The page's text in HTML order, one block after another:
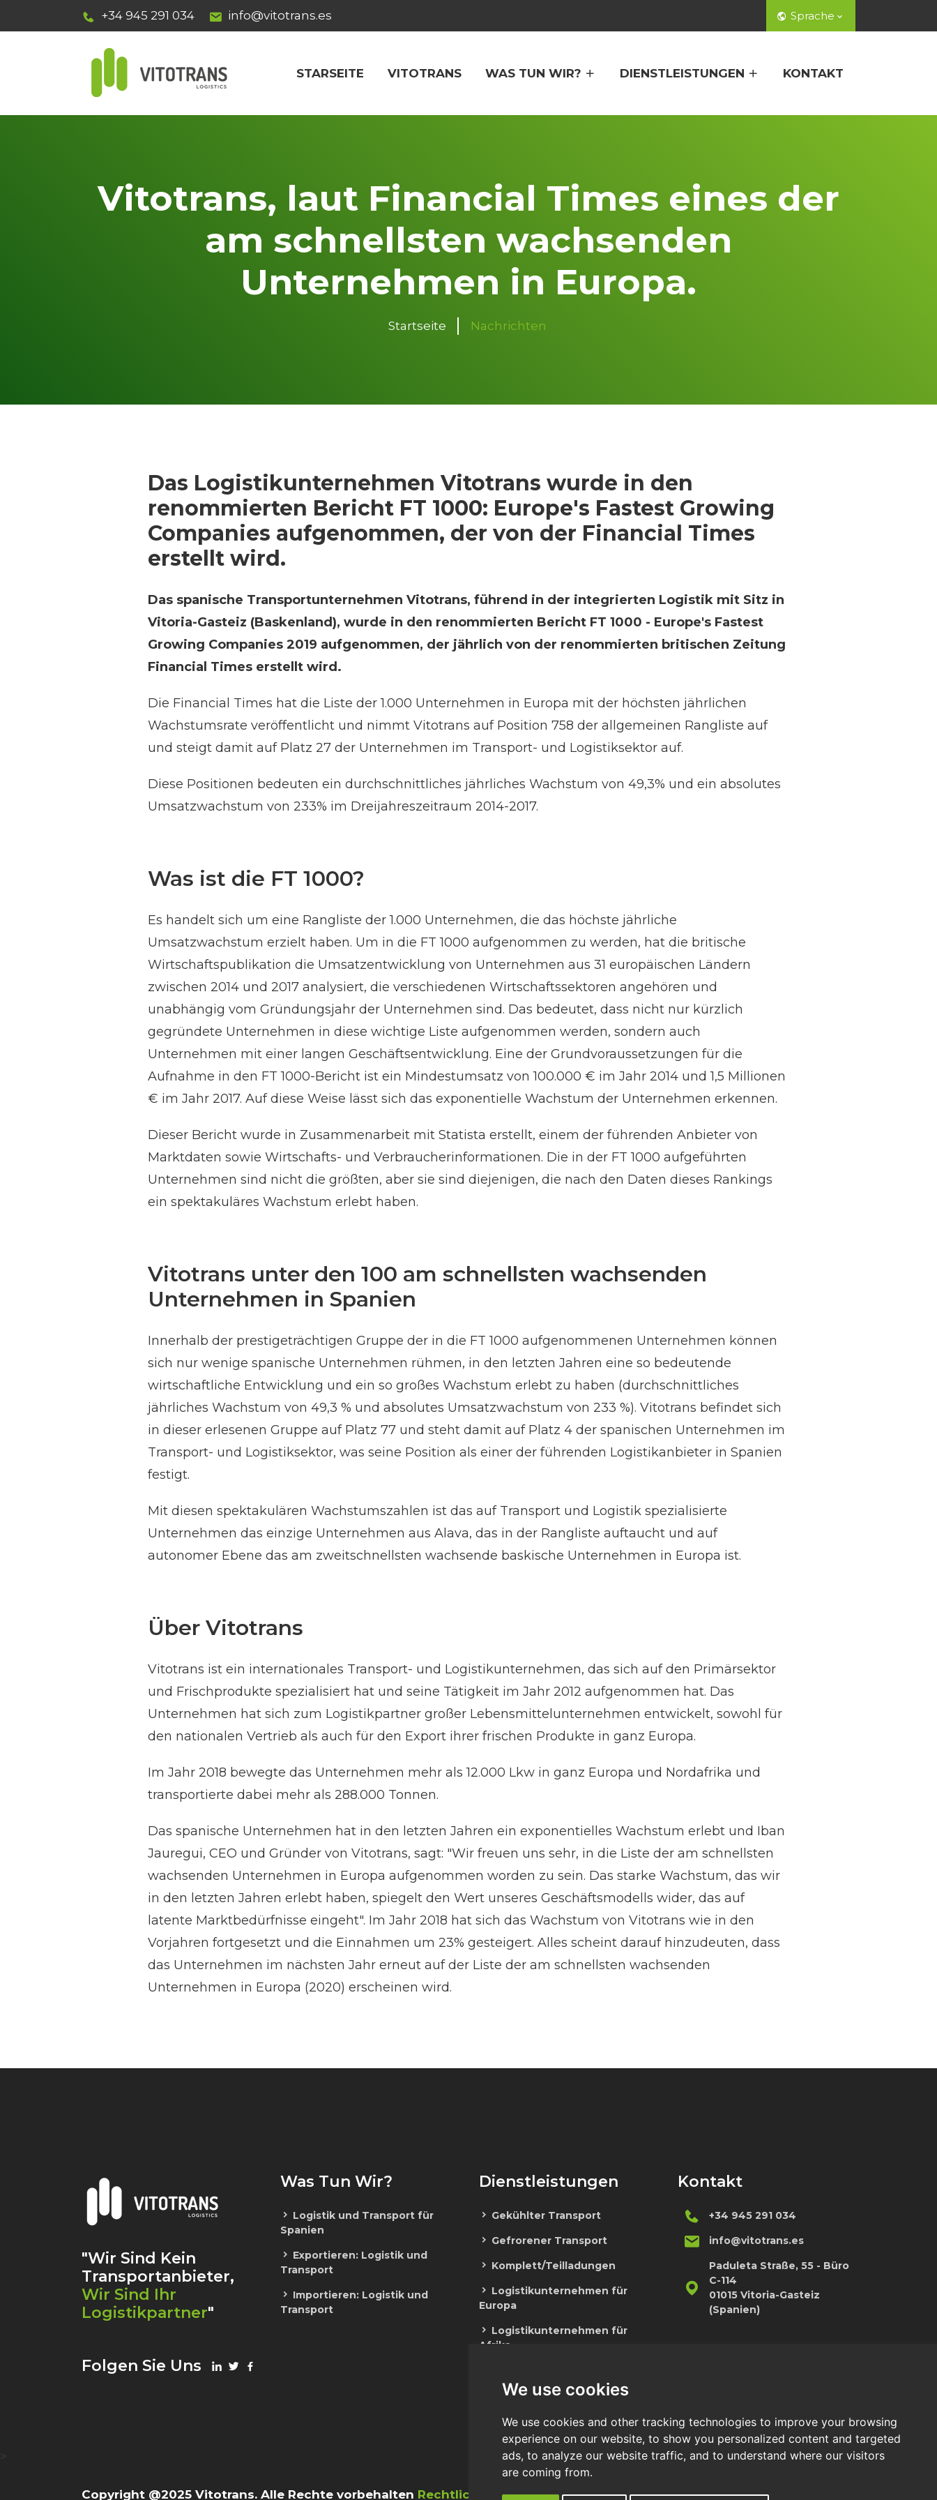
We use cookies
We use cookies and other tracking technologies to improve your browsing
experience on our website, to show you personalized content and targeted
ads, to analyze our website traffic, and to understand where our visitors
are coming from.
+34 945 291 034 info@vitotrans.es Sprache
STARSEITE VITOTRANS WAS TUN WIR? DIENSTLEISTUNGEN KONTAKT
Vitotrans, laut Financial Times eines der
am schnellsten wachsenden
Unternehmen in Europa.
Startseite Nachrichten
Das Logistikunternehmen Vitotrans wurde in den
renommierten Bericht FT 1000: Europe's Fastest Growing
Companies aufgenommen, der von der Financial Times
erstellt wird.
Das spanische Transportunternehmen Vitotrans, führend in der integrierten Logistik mit Sitz in
Vitoria-Gasteiz (Baskenland), wurde in den renommierten Bericht FT 1000 - Europe's Fastest
Growing Companies 2019 aufgenommen, der jährlich von der renommierten britischen Zeitung
Financial Times erstellt wird.
Die Financial Times hat die Liste der 1.000 Unternehmen in Europa mit der höchsten jährlichen
Wachstumsrate veröffentlicht und nimmt Vitotrans auf Position 758 der allgemeinen Rangliste auf
und steigt damit auf Platz 27 der Unternehmen im Transport- und Logistiksektor auf.
Diese Positionen bedeuten ein durchschnittliches jährliches Wachstum von 49,3% und ein absolutes
Umsatzwachstum von 233% im Dreijahreszeitraum 2014-2017.
Was ist die FT 1000?
Es handelt sich um eine Rangliste der 1.000 Unternehmen, die das höchste jährliche
Umsatzwachstum erzielt haben. Um in die FT 1000 aufgenommen zu werden, hat die britische
Wirtschaftspublikation die Umsatzentwicklung von Unternehmen aus 31 europäischen Ländern
zwischen 2014 und 2017 analysiert, die verschiedenen Wirtschaftssektoren angehören und
unabhängig vom Gründungsjahr der Unternehmen sind. Das bedeutet, dass nicht nur kürzlich
gegründete Unternehmen in diese wichtige Liste aufgenommen werden, sondern auch
Unternehmen mit einer langen Geschäftsentwicklung. Eine der Grundvoraussetzungen für die
Aufnahme in den FT 1000-Bericht ist ein Mindestumsatz von 100.000 € im Jahr 2014 und 1,5 Millionen
€ im Jahr 2017. Auf diese Weise lässt sich das exponentielle Wachstum der Unternehmen erkennen.
Dieser Bericht wurde in Zusammenarbeit mit Statista erstellt, einem der führenden Anbieter von
Marktdaten sowie Wirtschafts- und Verbraucherinformationen. Die in der FT 1000 aufgeführten
Unternehmen sind nicht die größten, aber sie sind diejenigen, die nach den Daten dieses Rankings
ein spektakuläres Wachstum erlebt haben.
Vitotrans unter den 100 am schnellsten wachsenden
Unternehmen in Spanien
Innerhalb der prestigeträchtigen Gruppe der in die FT 1000 aufgenommenen Unternehmen können
sich nur wenige spanische Unternehmen rühmen, in den letzten Jahren eine so bedeutende
wirtschaftliche Entwicklung und ein so großes Wachstum erlebt zu haben (durchschnittliches
jährliches Wachstum von 49,3 % und absolutes Umsatzwachstum von 233 %). Vitotrans befindet sich
in dieser erlesenen Gruppe auf Platz 77 und steht damit auf Platz 4 der spanischen Unternehmen im
Transport- und Logistiksektor, was seine Position als einer der führenden Logistikanbieter in Spanien
festigt.
Mit diesen spektakulären Wachstumszahlen ist das auf Transport und Logistik spezialisierte
Unternehmen das einzige Unternehmen aus Alava, das in der Rangliste auftaucht und auf
autonomer Ebene das am zweitschnellsten wachsende baskische Unternehmen in Europa ist.
Über Vitotrans
Vitotrans ist ein internationales Transport- und Logistikunternehmen, das sich auf den Primärsektor
und Frischprodukte spezialisiert hat und seine Tätigkeit im Jahr 2012 aufgenommen hat. Das
Unternehmen hat sich zum Logistikpartner großer Lebensmittelunternehmen entwickelt, sowohl für
den nationalen Vertrieb als auch für den Export ihrer frischen Produkte in ganz Europa.
Im Jahr 2018 bewegte das Unternehmen mehr als 12.000 Lkw in ganz Europa und Nordafrika und
transportierte dabei mehr als 288.000 Tonnen.
Das spanische Unternehmen hat in den letzten Jahren ein exponentielles Wachstum erlebt und Iban
Jauregui, CEO und Gründer von Vitotrans, sagt: "Wir freuen uns sehr, in die Liste der am schnellsten
wachsenden Unternehmen in Europa aufgenommen worden zu sein. Das starke Wachstum, das wir
in den letzten Jahren erlebt haben, spiegelt den Wert unseres Geschäftsmodells wider, das auf
latente Marktbedürfnisse eingeht". Im Jahr 2018 hat sich das Wachstum von Vitotrans wie in den
Vorjahren fortgesetzt und die Einnahmen um 23% gesteigert. Alles scheint darauf hinzudeuten, dass
das Unternehmen im nächsten Jahr erneut auf der Liste der am schnellsten wachsenden
Unternehmen in Europa (2020) erscheinen wird.
"Wir Sind Kein
Transportanbieter,
Wir Sind Ihr
Logistikpartner"
Folgen Sie Uns
Was Tun Wir?
Logistik und Transport für
Spanien
Exportieren: Logistik und
Transport
Importieren: Logistik und
Transport
Dienstleistungen
Gekühlter Transport
Gefrorener Transport
Komplett/Teilladungen
Logistikunternehmen für
Europa
Logistikunternehmen für
Afrika
Kontakt
+34 945 291 034
info@vitotrans.es
Paduleta Straße, 55 - Büro
C-114
01015 Vitoria-Gasteiz
(Spanien)
Copyright @2025 Vitotrans. Alle Rechte vorbehalten Rechtliche Hinweise|Datenschutz Richtlinie|Cookies Richtlinie